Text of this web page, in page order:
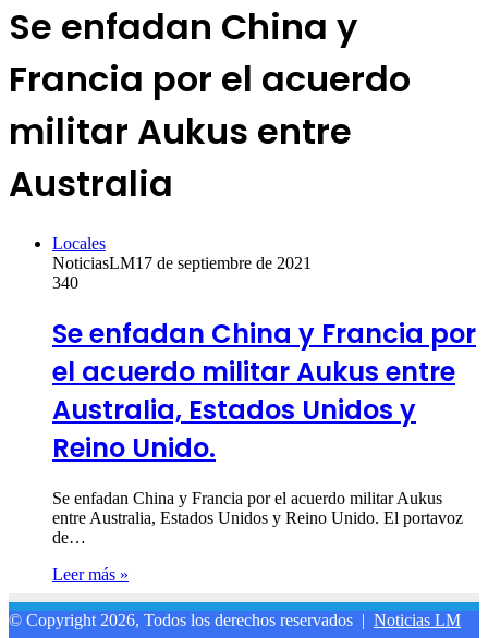
Se enfadan China y
Francia por el acuerdo
militar Aukus entre
Australia
Locales
NoticiasLM17 de septiembre de 2021
340
Se enfadan China y Francia por
el acuerdo militar Aukus entre
Australia, Estados Unidos y
Reino Unido.
Se enfadan China y Francia por el acuerdo militar Aukus
entre Australia, Estados Unidos y Reino Unido. El portavoz
de…
Leer más »
© Copyright 2026, Todos los derechos reservados | Noticias LM